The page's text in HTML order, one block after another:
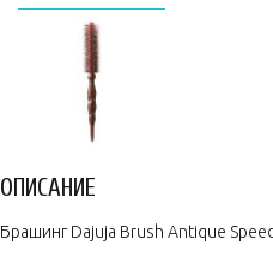
ОПИСАНИЕ
Брашинг Dajuja Brush Antique